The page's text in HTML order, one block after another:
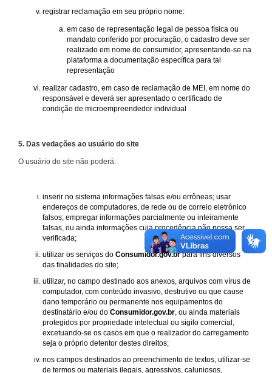
registrar reclamação em seu próprio nome:
em caso de representação legal de pessoa física ou
mandato conferido por procuração, o cadastro deve ser
realizado em nome do consumidor, apresentando-se na
plataforma a documentação específica para tal
representação
realizar cadastro, em caso de reclamação de MEI, em nome do
responsável e deverá ser apresentado o certificado de
condição de microempreendedor individual
5. Das vedações ao usuário do site
O usuário do site não poderá:
inserir no sistema informações falsas e/ou errôneas; usar
endereços de computadores, de rede ou de correio eletrônico
falsos; empregar informações parcialmente ou inteiramente
falsas, ou ainda informações cuja procedência não possa ser
verificada;
utilizar os serviços do Consumidor.gov.brpara fins diversos
das finalidades do site;
utilizar, no campo destinado aos anexos, arquivos com vírus de
computador, com conteúdo invasivo, destrutivo ou que cause
dano temporário ou permanente nos equipamentos do
destinatário e/ou do Consumidor.gov.br , ou ainda materiais
protegidos por propriedade intelectual ou sigilo comercial,
excetuando-se os casos em que o realizador do carregamento
seja o próprio detentor destes direitos;
nos campos destinados ao preenchimento de textos, utilizar-se
de termos ou materiais ilegais, agressivos, caluniosos,